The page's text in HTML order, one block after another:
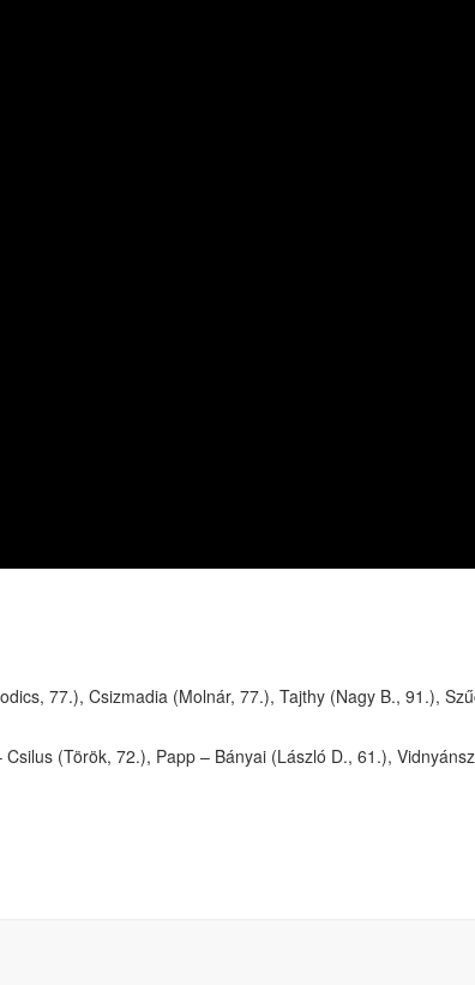
77.), Csizmadia (Molnár, 77.), Tajthy (Nagy B., 91.),
(Török, 72.), Papp – Bányai (László D., 61.),